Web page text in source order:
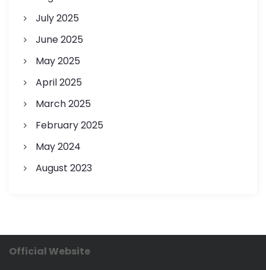
July 2025
June 2025
May 2025
April 2025
March 2025
February 2025
May 2024
August 2023
Official Website